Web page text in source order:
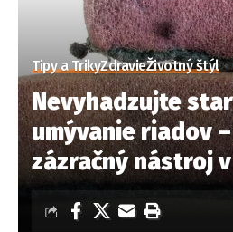
Tipy a TrikyZdravieŽivotný štýl
Nevyhadzujte
umývanie riadov
zázračný nástroj